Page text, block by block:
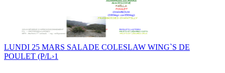
LUNDI 25 MARS SALADE COLESLAW WING`S DE
POULET (P/L›1